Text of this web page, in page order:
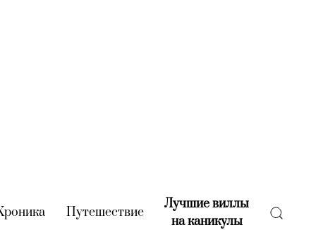
(current)
Путешествие(current)
Лучшие виллы
на каникулы(current)